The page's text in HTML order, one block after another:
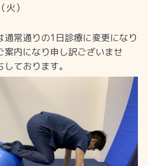
）
通常通りの1日診療に変更になり
案内になり申し訳ございませ
ております。